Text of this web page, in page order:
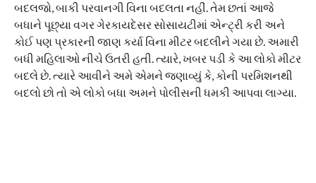
બદલજો, બાકી પરવાનગી વિના બદલતા નહીં. તેમ છતાં આજે
બધાને પૂછ્યા વગર ગેરકાયદેસર સોસાયટીમાં એન્ટ્રી કરી અને
કોઈ પણ પ્રકારની જાણ કર્યા વિના મીટર બદલીને ગયા છે. અમારી
બધી મહિલાઓ નીચે ઉતરી હતી. ત્યારે, ખબર પડી કે આ લોકો મીટર
બદલે છે. ત્યારે આવીને અમે એમને જણાવ્યું કે, કોની પરમિશનથી
બદલો છો તો એ લોકો બધા અમને પોલીસની ધમકી આપવા લાગ્યા.